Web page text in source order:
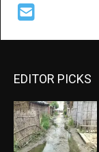
EDITOR PICKS